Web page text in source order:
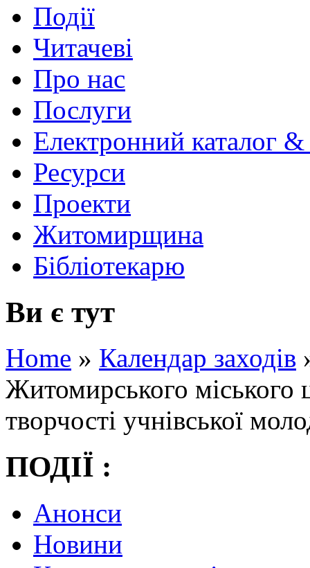
Події
Читачеві
Про нас
Послуги
Електронний каталог
Ресурси
Проекти
Житомирщина
Бібліотекарю
Ви є тут
Home » Календар заходів
Житомирського міського
творчості учнівської
ПОДІЇ :
Анонси
Новини